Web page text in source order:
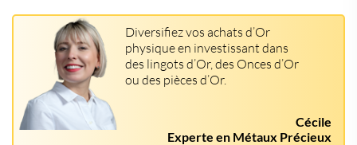
Diversifiez vos achats d’Or
physique en investissant dans
des lingots d’Or, des Onces d’Or
ou des pièces d’Or.
Cécile
Experte en Métaux Précieux